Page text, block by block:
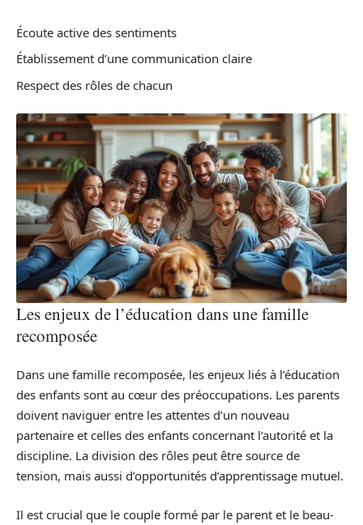
Écoute active des sentiments
Établissement d’une communication claire
Respect des rôles de chacun
Les enjeux de l’éducation dans une famille
recomposée
Dans une famille recomposée, les enjeux liés à l’éducation
des enfants sont au cœur des préoccupations. Les parents
doivent naviguer entre les attentes d’un nouveau
partenaire et celles des enfants concernant l’autorité et la
discipline. La division des rôles peut être source de
tension, mais aussi d’opportunités d’apprentissage mutuel.
Il est crucial que le couple formé par le parent et le beau-